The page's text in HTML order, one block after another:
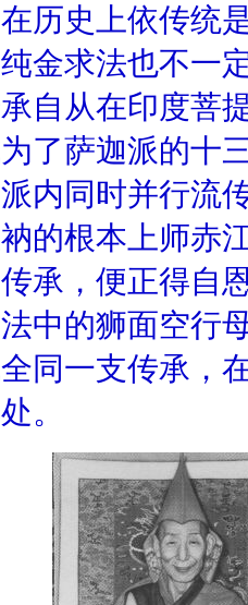
历史上依传统
金求法也不一
自从在印度菩
了萨迦派的十
内同时并行流
的根本上师赤
承，便正得自
中的狮面空行
同一支传承，
。